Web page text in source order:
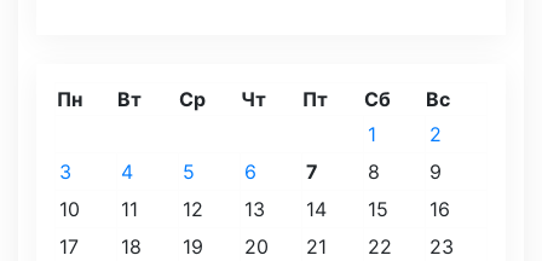
Пн Вт Ср Чт Пт Сб Вс
1
2
3
4 5 6 7 8
9
10
11 12 13 14 15
16
17
18 19 20 21 22
23